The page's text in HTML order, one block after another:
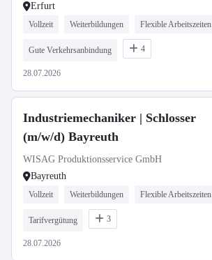
Erfurt
Vollzeit Weiterbildungen Flexible Arbeitszeiten
Gute Verkehrsanbindung 4
28.07.2026
Industriemechaniker | Schlosser
(m/w/d) Bayreuth
WISAG Produktionsservice GmbH
Bayreuth
Vollzeit Weiterbildungen Flexible Arbeitszeiten
Tarifvergütung 3
28.07.2026